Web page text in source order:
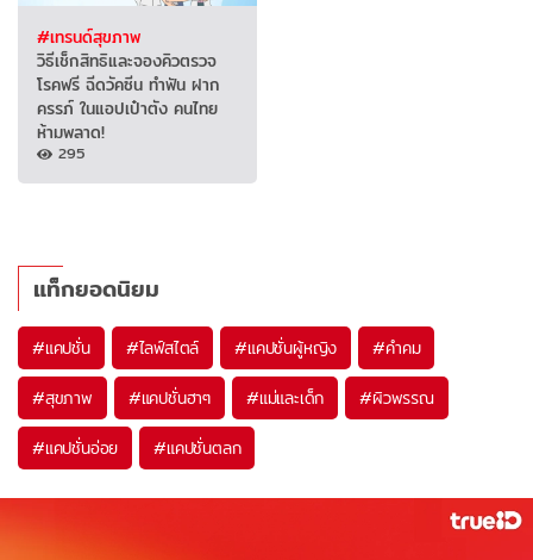
#เทรนด์สุขภาพ
วิธีเช็กสิทธิและจองคิวตรวจ
โรคฟรี ฉีดวัคซีน ทำฟัน ฝาก
ครรภ์ ในแอปเป๋าตัง คนไทย
ห้ามพลาด!
295
แท็กยอดนิยม
#แคปชั่น #ไลฟ์สไตล์ #แคปชั่นผู้หญิง #คำคม
#สุขภาพ #แคปชั่นฮาๆ #แม่และเด็ก #ผิวพรรณ
#แคปชั่นอ่อย #แคปชั่นตลก